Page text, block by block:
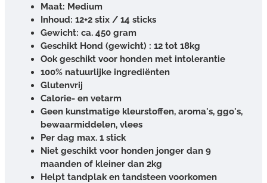
Maat: Medium
Inhoud: 12+2 stix / 14 sticks
Gewicht: ca. 450 gram
Geschikt Hond (gewicht) : 12 tot 18kg
Ook geschikt voor honden met intolerantie
100% natuurlijke ingrediënten
Glutenvrij
Calorie- en vetarm
Geen kunstmatige kleurstoffen, aroma's, ggo's,
bewaarmiddelen, vlees
Per dag max. 1 stick
Niet geschikt voor honden jonger dan 9
maanden of kleiner dan 2kg
Helpt tandplak en tandsteen voorkomen